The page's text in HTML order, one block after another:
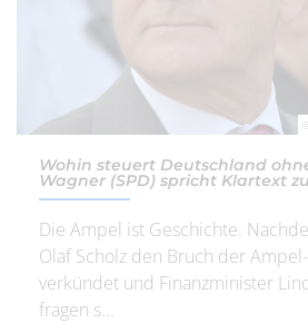
Wohin steuert Deutschland
Wagner (SPD) spricht Klartext
Die Ampel ist Geschichte.
Olaf Scholz den Bruch der
verkündet und Finanzminister
fragen s...